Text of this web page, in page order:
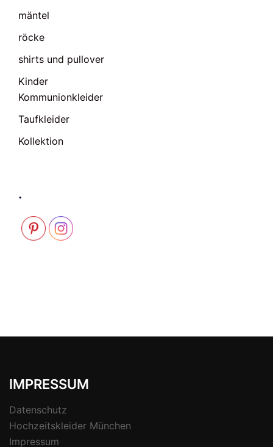
mäntel
röcke
shirts und pullover
Kinder
Kommunionkleider
Taufkleider
Kollektion
.
IMPRESSUM
Datenschutz
Hochzeitskleider München
Impressum